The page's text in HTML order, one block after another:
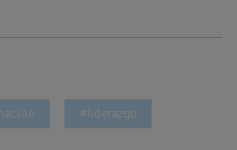
#liderazgo